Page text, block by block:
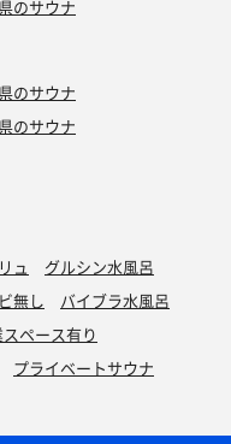
のサウナ
のサウナ
のサウナ
ュ
グルシン水風呂
無し
バイブラ水風呂
ペース有り
プライベートサウナ